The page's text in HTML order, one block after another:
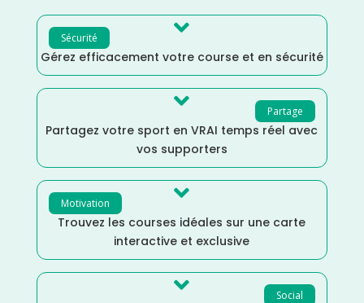
Sécurité 
Gérez efficacement votre course et en sécurité
Partage

Partagez votre sport en VRAI temps réel avec
vos supporters
Motivation 
Trouvez les courses idéales sur une carte
interactive et exclusive
Social
